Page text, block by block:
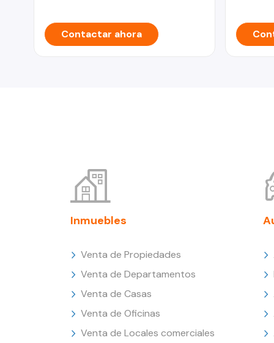
Contactar ahora
Inmuebles
Venta de Propiedades
Venta de Departamentos
Venta de Casas
Venta de Oficinas
Venta de Locales comerciales